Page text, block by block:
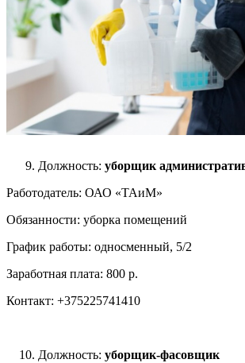
Должность: уборщик
Работодатель: ОАО «ТАиМ»
Обязанности: уборка помещений
График работы: односменный, 5/2
Заработная плата: 800 р.
Контакт: +375225741410
Должность: уборщик-фасовщик